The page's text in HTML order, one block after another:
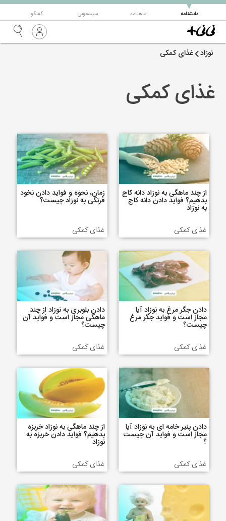
دانشنامه
▼ ماهنامه سیسمونی گفتگو
نوزاد غذای کمکی
غذای کمکی
از چند ماهگی به نوزاد دانه کاج
بدهیم؟ فواید دادن دانه کاج
به نوزاد
غذای کمکی
زمان، نحوه و فواید دادن نخود
فرنگی به نوزاد چیست؟
غذای کمکی
دادن جگر مرغ به نوزاد آیا
مجاز است و فواید جگر مرغ
چیست؟
غذای کمکی
دادن بلوبری به نوزاد از چند
ماهگی مجاز است و فواید آن
چیست؟
غذای کمکی
دادن پنیر خامه ای به نوزاد آیا
مجاز است و فواید آن چیست
؟
غذای کمکی
از چند ماهگی به نوزاد خربزه
بدهیم؟ فواید دادن خربزه به
نوزاد
غذای کمکی